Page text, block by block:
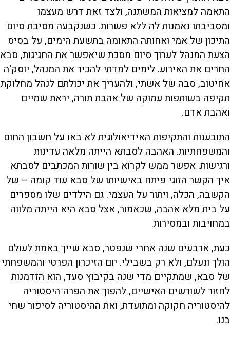
התאמה למציאות המשתנה, ולצד זאת דרש מעצמו
ומסביבתו נאמנות לה ללא פשרות. כשנקבעה מסיבת סיום
התיכון של אמי ואחותה התאומה בתשעת הימים, על בסיס
הצעת המנהל לערוך סיום מסכת שיאפשר את החגיגות, סבא
החרים את האירוע. לימים למדתי להכיר את המנהל, יוסק'ה
אחיטוב, סבהּ של אשתי, ולהעריך את יכולתם לנהל מחלוקת
תקיפה בשותפות עמוקה של אהבת תורה, יראת שמיים
ואהבת אדם.
התובענות והתקיפות האידיאולוגית לא באו על חשבון החום
והמשפחתיות. האהבה לסבתא הייתה מלאה עדינות
ורגישות. אפשר ממש לקרוא בין שורות המכתבים לסבתא
איך הקשר הזוגי פיתח באישיותו של סבא עוד קומה – של
הקשבה, הכלה, ויתור על העצמי. גם הילדים שלו מספרים
על בית מלא אהבה, שכאמור, אצל סבא היא הייתה מלווה
במחויבות ובמסירות.
כעת, ארבעים שנה אחרי שנפטר, סבא שייך באמת לעולם
הולך ונעלם, ולא רק בשבילי. יום הזיכרון הפרטי והמשפחתי
של סבא, שמתקיים מדי שנה בקיבוץ סעד, הוא הזדמנות
לחזור לשורשים האישיים, להפוך את הפרה־היסטוריה
להיסטוריה חקוקה ומתועדת, ואת ההיסטוריה לסיפור שחי
בנו.